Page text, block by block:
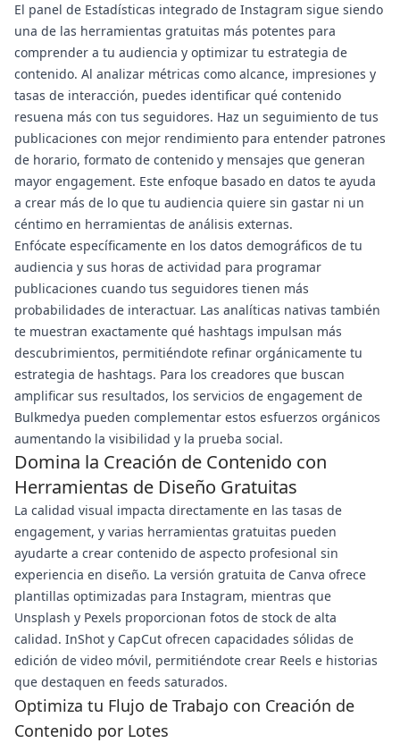
El panel de Estadísticas integrado de Instagram sigue siendo
una de las herramientas gratuitas más potentes para
comprender a tu audiencia y optimizar tu estrategia de
contenido. Al analizar métricas como alcance, impresiones y
tasas de interacción, puedes identificar qué contenido
resuena más con tus seguidores. Haz un seguimiento de tus
publicaciones con mejor rendimiento para entender patrones
de horario, formato de contenido y mensajes que generan
mayor engagement. Este enfoque basado en datos te ayuda
a crear más de lo que tu audiencia quiere sin gastar ni un
céntimo en herramientas de análisis externas.
Enfócate específicamente en los datos demográficos de tu
audiencia y sus horas de actividad para programar
publicaciones cuando tus seguidores tienen más
probabilidades de interactuar. Las analíticas nativas también
te muestran exactamente qué hashtags impulsan más
descubrimientos, permitiéndote refinar orgánicamente tu
estrategia de hashtags. Para los creadores que buscan
amplificar sus resultados, los servicios de engagement de
Bulkmedya pueden complementar estos esfuerzos orgánicos
aumentando la visibilidad y la prueba social.
Domina la Creación de Contenido con
Herramientas de Diseño Gratuitas
La calidad visual impacta directamente en las tasas de
engagement, y varias herramientas gratuitas pueden
ayudarte a crear contenido de aspecto profesional sin
experiencia en diseño. La versión gratuita de Canva ofrece
plantillas optimizadas para Instagram, mientras que
Unsplash y Pexels proporcionan fotos de stock de alta
calidad. InShot y CapCut ofrecen capacidades sólidas de
edición de video móvil, permitiéndote crear Reels e historias
que destaquen en feeds saturados.
Optimiza tu Flujo de Trabajo con Creación de
Contenido por Lotes